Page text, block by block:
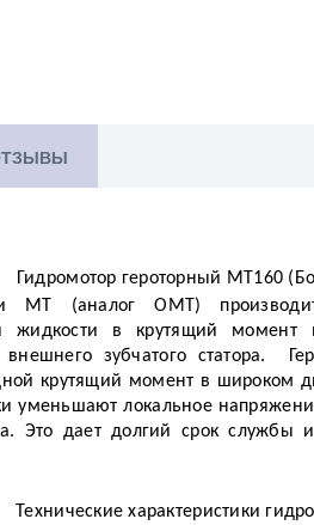
Гидромотор героторный МТ160
МТ (аналог OMТ)
жидкости в крутящий момент
зубчатого статора.
крутящий момент в широком
уменьшают локальное
дает долгий срок службы
Технические характеристики